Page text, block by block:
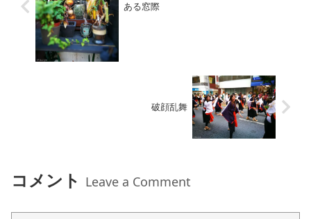
ある窓際
破顔乱舞
コメント Leave a Comment